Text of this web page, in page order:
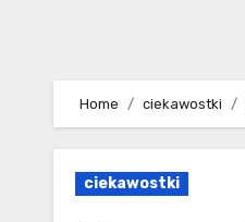
Home ciekawostki
ciekawostki